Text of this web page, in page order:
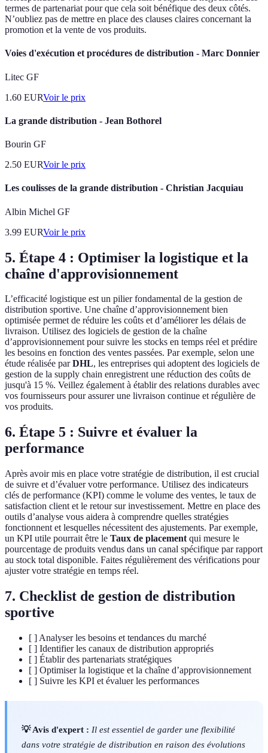
termes de partenariat pour que cela soit bénéfique des deux côtés.
N’oubliez pas de mettre en place des clauses claires concernant la
promotion et la vente de vos produits.
Voies d'exécution et procédures de distribution - Marc Donnier
Litec GF
1.60 EURVoir le prix
La grande distribution - Jean Bothorel
Bourin GF
2.50 EURVoir le prix
Les coulisses de la grande distribution - Christian Jacquiau
Albin Michel GF
3.99 EURVoir le prix
5. Étape 4 : Optimiser la logistique et la
chaîne d'approvisionnement
L’efficacité logistique est un pilier fondamental de la gestion de
distribution sportive. Une chaîne d’approvisionnement bien
optimisée permet de réduire les coûts et d’améliorer les délais de
livraison. Utilisez des logiciels de gestion de la chaîne
d’approvisionnement pour suivre les stocks en temps réel et prédire
les besoins en fonction des ventes passées. Par exemple, selon une
étude réalisée parDHL, les entreprises qui adoptent des logiciels de
gestion de la supply chain enregistrent une réduction des coûts de
jusqu'à 15 %. Veillez également à établir des relations durables avec
vos fournisseurs pour assurer une livraison continue et régulière de
vos produits.
6. Étape 5 : Suivre et évaluer la
performance
Après avoir mis en place votre stratégie de distribution, il est crucial
de suivre et d’évaluer votre performance. Utilisez des indicateurs
clés de performance (KPI) comme le volume des ventes, le taux de
satisfaction client et le retour sur investissement. Mettre en place des
outils d’analyse vous aidera à comprendre quelles stratégies
fonctionnent et lesquelles nécessitent des ajustements. Par exemple,
un KPI utile pourrait être le Taux de placement qui mesure le
pourcentage de produits vendus dans un canal spécifique par rapport
au stock total disponible. Faites régulièrement des vérifications pour
ajuster votre stratégie en temps réel.
7. Checklist de gestion de distribution
sportive
[ ] Analyser les besoins et tendances du marché
[ ] Identifier les canaux de distribution appropriés
[ ] Établir des partenariats stratégiques
[ ] Optimiser la logistique et la chaîne d’approvisionnement
[ ] Suivre les KPI et évaluer les performances
💡 Avis d'expert : Il est essentiel de garder une flexibilité
dans votre stratégie de distribution en raison des évolutions